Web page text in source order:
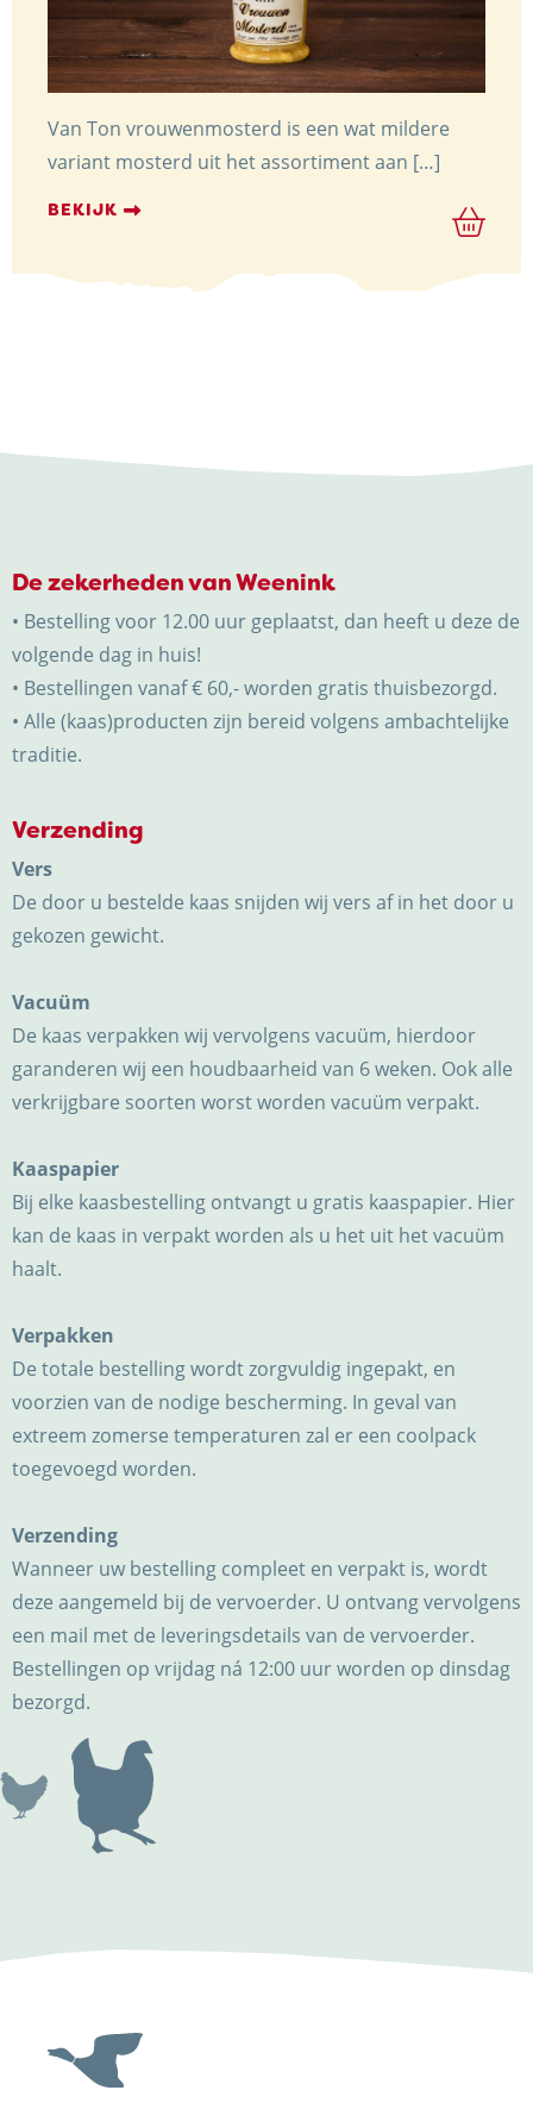
Van Ton vrouwenmosterd is een wat mildere
variant mosterd uit het assortiment aan […]
BEKIJK
De zekerheden van Weenink
• Bestelling voor 12.00 uur geplaatst, dan heeft u deze de
volgende dag in huis!
• Bestellingen vanaf € 60,- worden gratis thuisbezorgd.
• Alle (kaas)producten zijn bereid volgens ambachtelijke
traditie.
Verzending
Vers
De door u bestelde kaas snijden wij vers af in het door u
gekozen gewicht.
Vacuüm
De kaas verpakken wij vervolgens vacuüm, hierdoor
garanderen wij een houdbaarheid van 6 weken. Ook alle
verkrijgbare soorten worst worden vacuüm verpakt.
Kaaspapier
Bij elke kaasbestelling ontvangt u gratis kaaspapier. Hier
kan de kaas in verpakt worden als u het uit het vacuüm
haalt.
Verpakken
De totale bestelling wordt zorgvuldig ingepakt, en
voorzien van de nodige bescherming. In geval van
extreem zomerse temperaturen zal er een coolpack
toegevoegd worden.
Verzending
Wanneer uw bestelling compleet en verpakt is, wordt
deze aangemeld bij de vervoerder. U ontvang vervolgens
een mail met de leveringsdetails van de vervoerder.
Bestellingen op vrijdag ná 12:00 uur worden op dinsdag
bezorgd.